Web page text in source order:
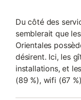
Du côté des
semblerait que
Orientales
désirent. Ici, les
installations, et
(89 %), wifi (67